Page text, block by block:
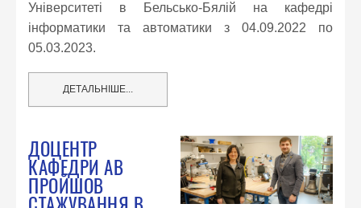
Університеті в Бельсько-Бялій на кафедрі
інформатики та автоматики з 04.09.2022 по
05.03.2023.
ДЕТАЛЬНІШЕ...
ДОЦЕНТР
КАФЕДРИ АВ
ПРОЙШОВ